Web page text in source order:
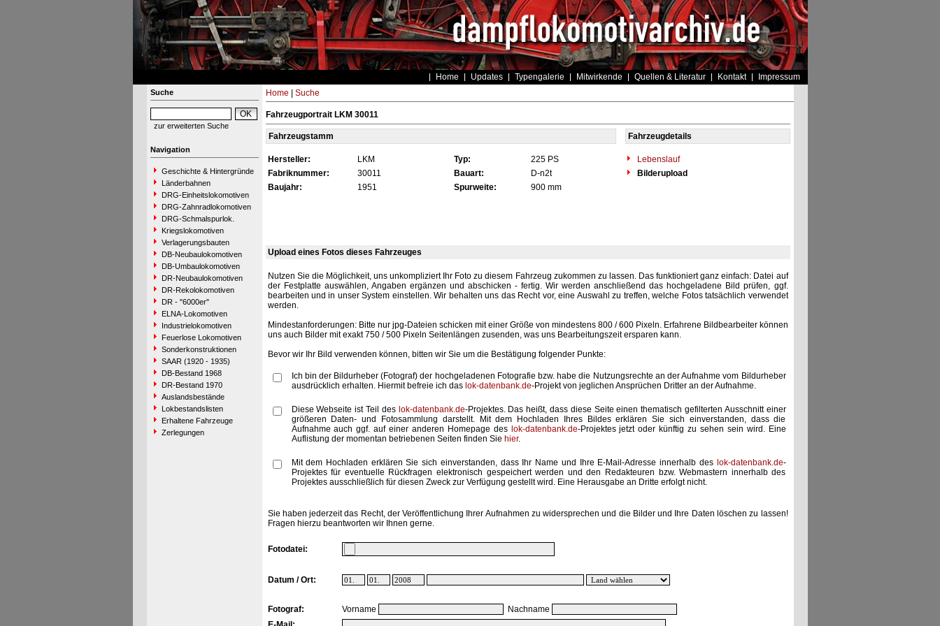
Home Updates Typengalerie Mitwirkende Quellen & Literatur Kontakt Impressum
Suche
zur erweiterten Suche
Navigation
Geschichte & Hintergründe
Länderbahnen
DRG-Einheitslokomotiven
DRG-Zahnradlokomotiven
DRG-Schmalspurlok.
Kriegslokomotiven
Verlagerungsbauten
DB-Neubaulokomotiven
DB-Umbaulokomotiven
DR-Neubaulokomotiven
DR-Rekolokomotiven
DR - "6000er"
ELNA-Lokomotiven
Industrielokomotiven
Feuerlose Lokomotiven
Sonderkonstruktionen
SAAR (1920 - 1935)
DB-Bestand 1968
DR-Bestand 1970
Auslandsbestände
Lokbestandslisten
Erhaltene Fahrzeuge
Zerlegungen
Home Suche
Fahrzeugportrait LKM 30011
Fahrzeugstamm Fahrzeugdetails
Hersteller: LKM Typ: 225 PS
Lebenslauf
Fabriknummer:
30011 Bauart: D-n2t
Bilderupload
Baujahr:
1951 Spurweite: 900 mm
Upload eines Fotos dieses Fahrzeuges
Nutzen Sie die Möglichkeit, uns unkompliziert Ihr Foto zu diesem Fahrzeug zukommen zu lassen. Das funktioniert ganz einfach: Datei auf
der Festplatte auswählen, Angaben ergänzen und abschicken - fertig. Wir werden anschließend das hochgeladene Bild prüfen, ggf.
bearbeiten und in unser System einstellen. Wir behalten uns das Recht vor, eine Auswahl zu treffen, welche Fotos tatsächlich verwendet
werden.
Mindestanforderungen: Bitte nur jpg-Dateien schicken mit einer Größe von mindestens 800 / 600 Pixeln. Erfahrene Bildbearbeiter können
uns auch Bilder mit exakt 750 / 500 Pixeln Seitenlängen zusenden, was uns Bearbeitungszeit ersparen kann.
Bevor wir Ihr Bild verwenden können, bitten wir Sie um die Bestätigung folgender Punkte:
Ich bin der Bildurheber (Fotograf) der hochgeladenen Fotografie bzw. habe die Nutzungsrechte an der Aufnahme vom Bildurheber
ausdrücklich erhalten. Hiermit befreie ich das lok-datenbank.de-Projekt von jeglichen Ansprüchen Dritter an der Aufnahme.
Diese Webseite ist Teil des lok-datenbank.de-Projektes. Das heißt, dass diese Seite einen thematisch gefilterten Ausschnitt einer
größeren Daten- und Fotosammlung darstellt. Mit dem Hochladen Ihres Bildes erklären Sie sich einverstanden, dass die
Aufnahme auch ggf. auf einer anderen Homepage des lok-datenbank.de-Projektes jetzt oder künftig zu sehen sein wird. Eine
Auflistung der momentan betriebenen Seiten finden Sie hier.
Mit dem Hochladen erklären Sie sich einverstanden, dass Ihr Name und Ihre E-Mail-Adresse innerhalb des lok-datenbank.de-
Projektes für eventuelle Rückfragen elektronisch gespeichert werden und den Redakteuren bzw. Webmastern innerhalb des
Projektes ausschließlich für diesen Zweck zur Verfügung gestellt wird. Eine Herausgabe an Dritte erfolgt nicht.
Sie haben jederzeit das Recht, der Veröffentlichung Ihrer Aufnahmen zu widersprechen und die Bilder und Ihre Daten löschen zu lassen!
Fragen hierzu beantworten wir Ihnen gerne.
Fotodatei:
Datum / Ort:
Fotograf: Vorname
Nachname